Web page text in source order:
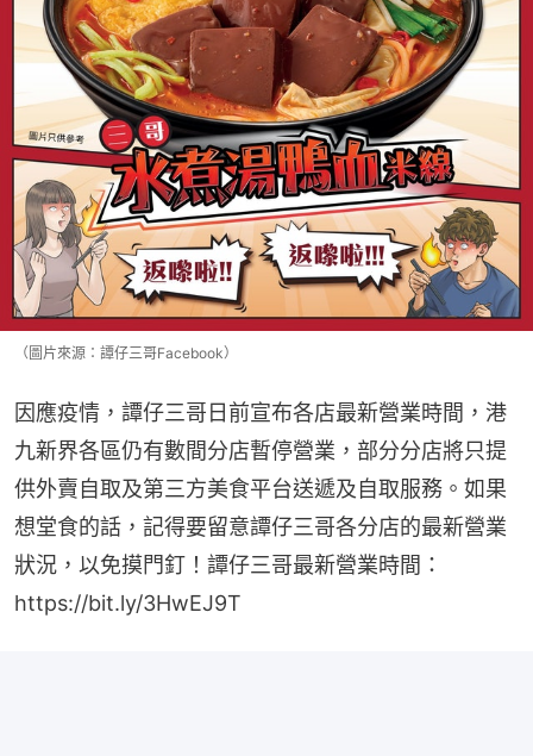
（圖片來源：譚仔三哥Facebook）
因應疫情，譚仔三哥日前宣布各店最新營業時間，港
九新界各區仍有數間分店暫停營業，部分分店將只提
供外賣自取及第三方美食平台送遞及自取服務。如果
想堂食的話，記得要留意譚仔三哥各分店的最新營業
狀況，以免摸門釘！譚仔三哥最新營業時間：
https://bit.ly/3HwEJ9T